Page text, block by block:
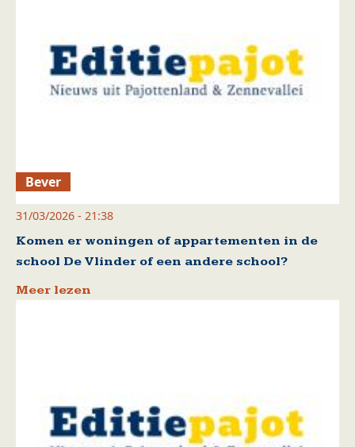
Bever
31/03/2026 - 21:38
Komen er woningen of appartementen in de
school De Vlinder of een andere school?
Meer lezen